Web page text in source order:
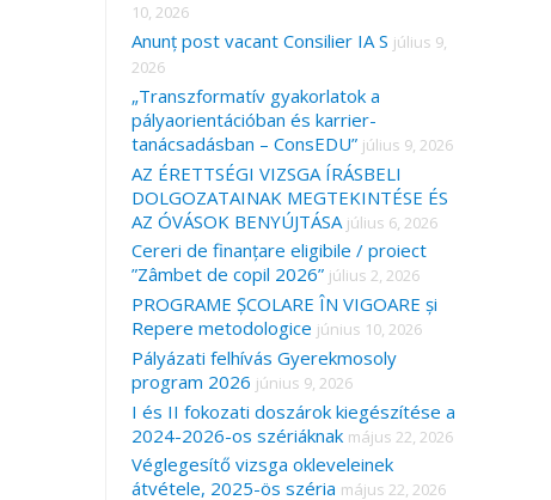
10, 2026
Anunț post vacant Consilier IA S július 9,
2026
„Transzformatív gyakorlatok a
pályaorientációban és karrier-
tanácsadásban – ConsEDU” július 9, 2026
AZ ÉRETTSÉGI VIZSGA ÍRÁSBELI
DOLGOZATAINAK MEGTEKINTÉSE ÉS
AZ ÓVÁSOK BENYÚJTÁSA július 6, 2026
Cereri de finanțare eligibile / proiect
”Zâmbet de copil 2026” július 2, 2026
PROGRAME ȘCOLARE ÎN VIGOARE și
Repere metodologice június 10, 2026
Pályázati felhívás Gyerekmosoly
program 2026 június 9, 2026
I és II fokozati doszárok kiegészítése a
2024-2026-os szériáknak május 22, 2026
Véglegesítő vizsga okleveleinek
átvétele, 2025-ös széria május 22, 2026